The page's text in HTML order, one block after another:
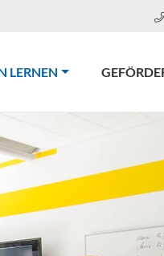
LERNEN(CURRENT)